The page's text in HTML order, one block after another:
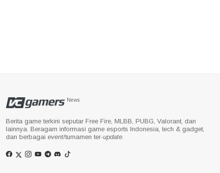
News
Berita game terkini seputar Free Fire, MLBB, PUBG, Valorant, dan
lainnya. Beragam informasi game esports Indonesia, tech & gadget,
dan berbagai event/turnamen ter-update.